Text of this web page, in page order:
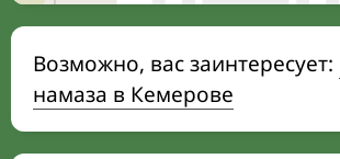
Возможно, вас заинтересует:
намаза в Кемерове